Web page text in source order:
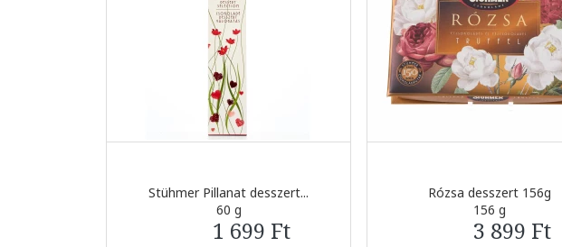
Stühmer Pillanat desszert...
60 g
1 699 Ft
Rózsa desszert 156g
156 g
3 899 Ft